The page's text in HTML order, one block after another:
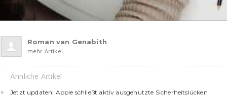
Roman van Genabith
mehr Artikel
Ähnliche Artikel
Jetzt updaten! Apple schließt aktiv ausgenutzte Sicherheitslücken